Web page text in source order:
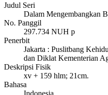
Judul Seri
Dalam Mengembangkan
No. Panggil
297.734 NUH p
Penerbit
Jakarta : Puslitbang
dan Diklat Kementerian
Deskripsi Fisik
xv + 159 hlm; 21cm.
Bahasa
Indonesia